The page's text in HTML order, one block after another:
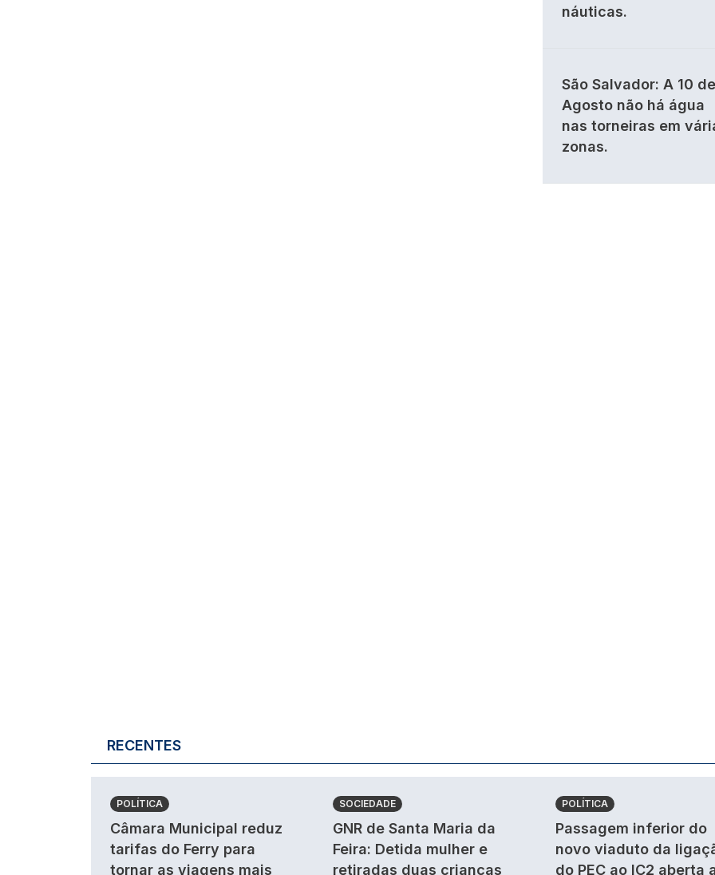
náuticas.
São Salvador: A 10 de
Agosto não há água
nas torneiras em
zonas.
RECENTES
POLÍTICA
Câmara Municipal reduz
tarifas do Ferry para
tornar as viagens mais
SOCIEDADE
GNR de Santa Maria da
Feira: Detida mulher e
retiradas duas crianças
POLÍTICA
Passagem inferior do
novo viaduto da
do PEC ao IC2 aberta